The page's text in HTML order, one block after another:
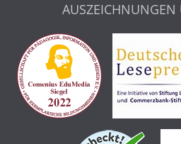
AUSZEICHNUNGEN